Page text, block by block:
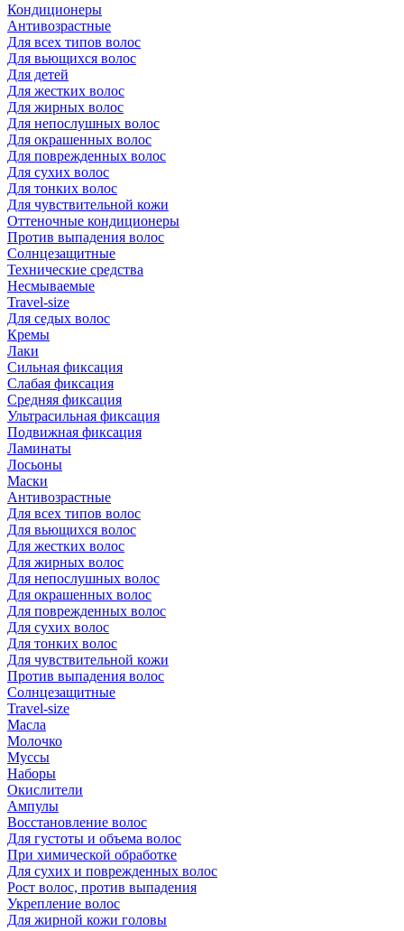
Кондиционеры
Антивозрастные
Для всех типов волос
Для вьющихся волос
Для детей
Для жестких волос
Для жирных волос
Для непослушных волос
Для окрашенных волос
Для поврежденных волос
Для сухих волос
Для тонких волос
Для чувствительной кожи
Оттеночные кондиционеры
Против выпадения волос
Солнцезащитные
Технические средства
Несмываемые
Travel-size
Для седых волос
Кремы
Лаки
Сильная фиксация
Слабая фиксация
Средняя фиксация
Ультрасильная фиксация
Подвижная фиксация
Ламинаты
Лосьоны
Маски
Антивозрастные
Для всех типов волос
Для вьющихся волос
Для жестких волос
Для жирных волос
Для непослушных волос
Для окрашенных волос
Для поврежденных волос
Для сухих волос
Для тонких волос
Для чувствительной кожи
Против выпадения волос
Солнцезащитные
Travel-size
Масла
Молочко
Муссы
Наборы
Окислители
Ампулы
Восстановление волос
Для густоты и объема волос
При химической обработке
Для сухих и поврежденных волос
Рост волос, против выпадения
Укрепление волос
Для жирной кожи головы